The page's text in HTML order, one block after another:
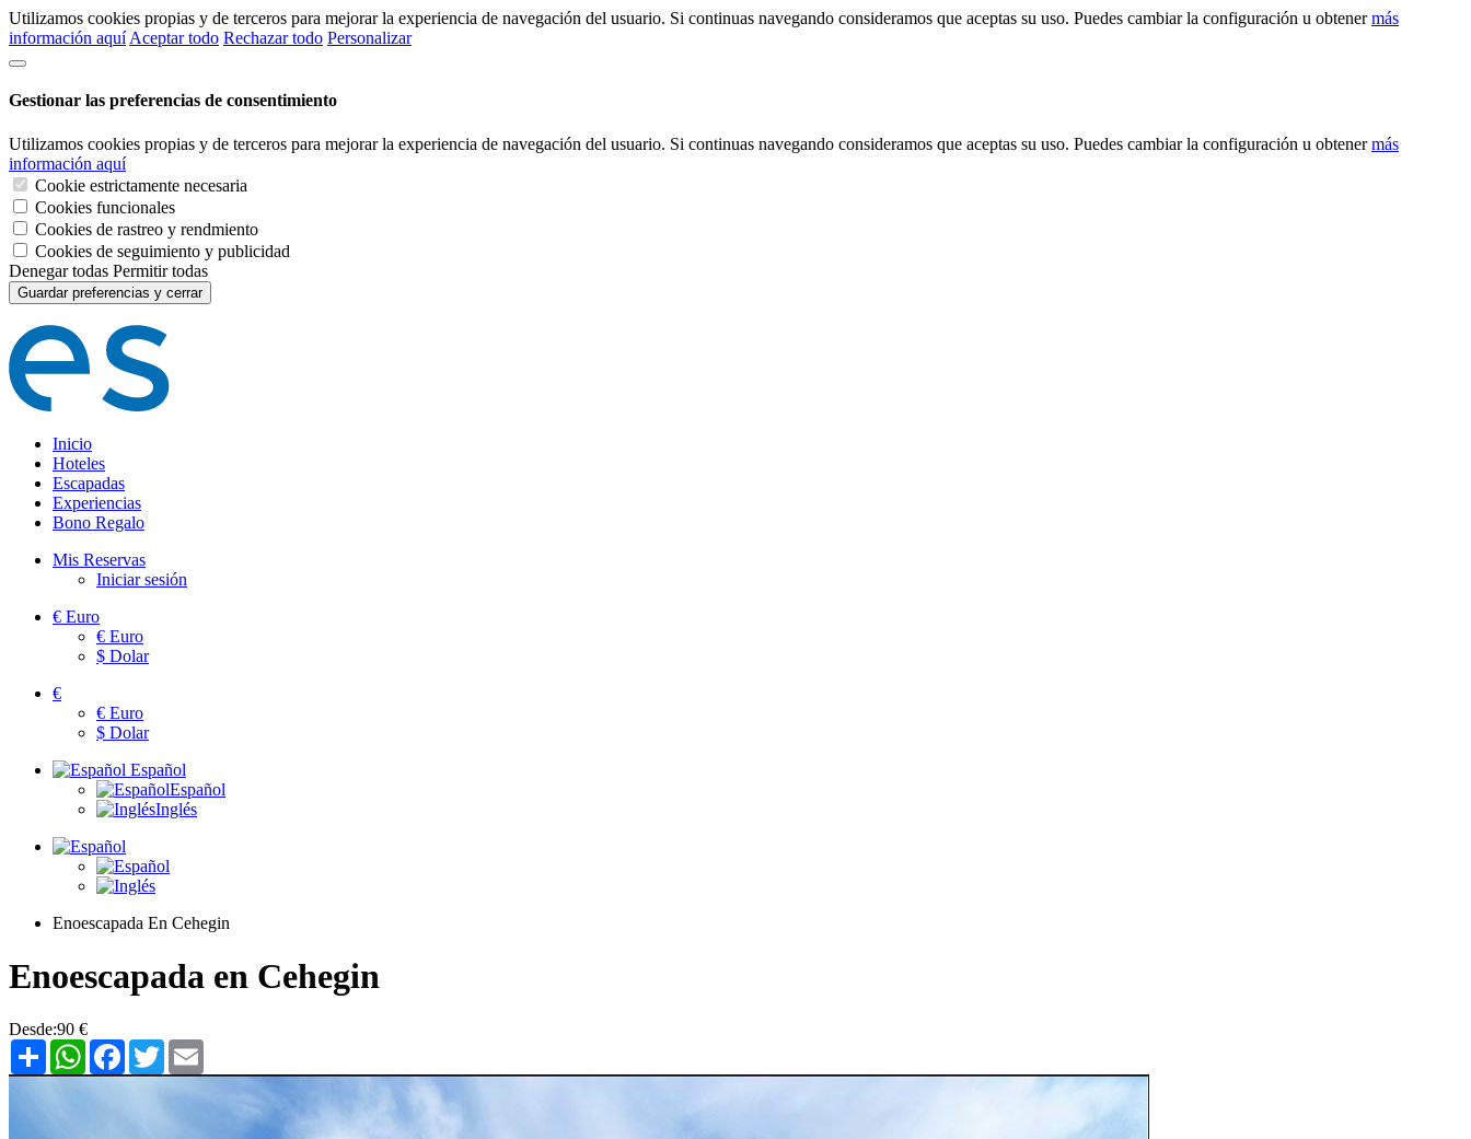
Utilizamos cookies propias y de terceros para mejorar la experiencia de navegación del usuario. Si continuas navegando consideramos que aceptas su uso. Puedes cambiar la configuración u obtenermás
información aquí Aceptar todo Rechazar todo Personalizar
Gestionar las preferencias de consentimiento
Utilizamos cookies propias y de terceros para mejorar la experiencia de navegación del usuario. Si continuas navegando consideramos que aceptas su uso. Puedes cambiar la configuración u obtenermás
información aquí
Cookie estrictamente necesaria
Cookies funcionales
Cookies de rastreo y rendmiento
Cookies de seguimiento y publicidad
Denegar todas Permitir todas
Guardar preferencias y cerrar
Inicio
Hoteles
Escapadas
Experiencias
Bono Regalo
Mis Reservas
Iniciar sesión
€ Euro
€ Euro
$ Dolar
€
€ Euro
$ Dolar
Español
Español
Inglés
Enoescapada En Cehegin
Enoescapada en Cehegin
Desde:90 €
Share WhatsAppFacebook
Twitter